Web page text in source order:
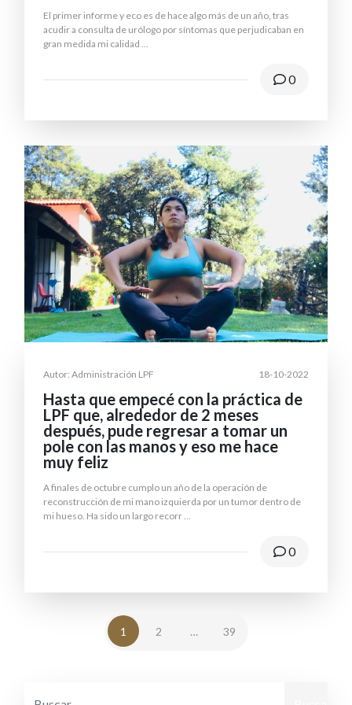
El primer informe y eco es de hace algo más de un año, tras
acudir a consulta de urólogo por síntomas que perjudicaban en
gran medida mi calidad ...
0
Autor: Administración LPF 18-10-2022
Hasta que empecé con la práctica de
LPF que, alrededor de 2 meses
después, pude regresar a tomar un
pole con las manos y eso me hace
muy feliz
A finales de octubre cumplo un año de la operación de
reconstrucción de mi mano izquierda por un tumor dentro de
mi hueso. Ha sido un largo recorr...
0
1 2 … 39